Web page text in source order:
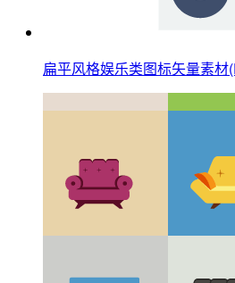
扁平风格娱乐类图标矢量素材